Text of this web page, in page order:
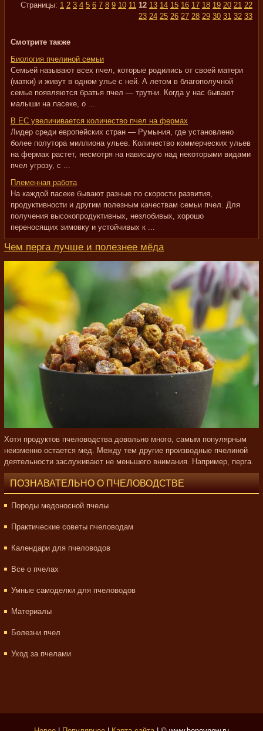
Страницы: 1 2 3 4 5 6 7 8 9 10 11 12 13 14 15 16 17 18 19 20 21 22
23 24 25 26 27 28 29 30 31 32 33
Смотрите также
Биология пчелиной семьи
Семьей называют всех пчел, которые родились от своей матери
(матки) и живут в одном улье с ней. А летом в благополучной
семье появляются братья пчел — трутни. Когда у нас бывают
малыши на пасеке, о ...
В ЕС увеличивается количество пчел на фермах
Лидер среди европейских стран — Румыния, где установлено
более полутора миллиона ульев. Количество коммерческих ульев
на фермах растет, несмотря на нависшую над некоторыми видами
пчел угрозу, с ...
Племенная работа
На каждой пасеке бывают разные по скорости развития,
продуктивности и другим полезным качествам семьи пчел. Для
получения высокопродуктивных, незлобивых, хорошо
переносящих зимовку и устойчивых к ...
Чем перга лучше и полезнее мёда
Хотя продуктов пчеловодства довольно много, самым популярным
неизменно остается мед. Между тем другие производные пчелиной
деятельности заслуживают не меньшего внимания. Например, перга.
ПОЗНАВАТЕЛЬНО О ПЧЕЛОВОДСТВЕ
Породы медоносной пчелы
Практические советы пчеловодам
Календари для пчеловодов
Все о пчелах
Умные самоделки для пчеловодов
Материалы
Болезни пчел
Уход за пчелами